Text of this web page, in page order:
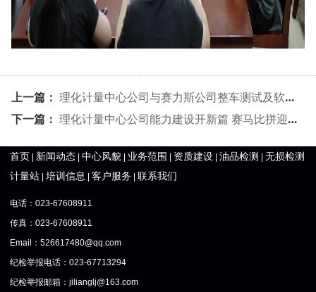
上一篇： 理化计量中心公司与赛力斯公司整车测试及软件中心开展支部共建活动
下一篇： 理化计量中心公司能力建设开新篇 赛马比拼迎佳绩
首页 | 新闻动态 |中心风貌 | 业务范围 | 资质建设 |油品检测 |无损检测
计量站 |培训信息 |客户服务 |联系我们
电话：023-67608911
传真：023-67608911
Email：526617480@qq.com
纪检举报电话：023-67713294
纪检举报邮箱：jilianglj@163.com